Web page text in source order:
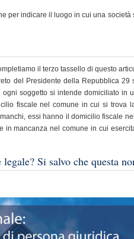
per indicare il luogo in cui una società
il terzo tassello di questo
del Presidente della Repubblica 29
soggetto si intende domiciliato in
fiscale nel comune in cui si trova
essi hanno il domicilio fiscale
mancanza nel comune in cui
Si salvo che questa